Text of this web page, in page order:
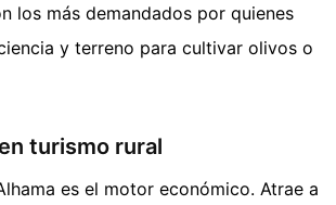
los más demandados por quienes
y terreno para cultivar olivos o
turismo rural
es el motor económico. Atrae a